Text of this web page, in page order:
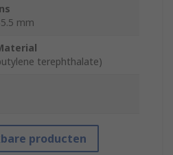
mm
terephthalate)
producten